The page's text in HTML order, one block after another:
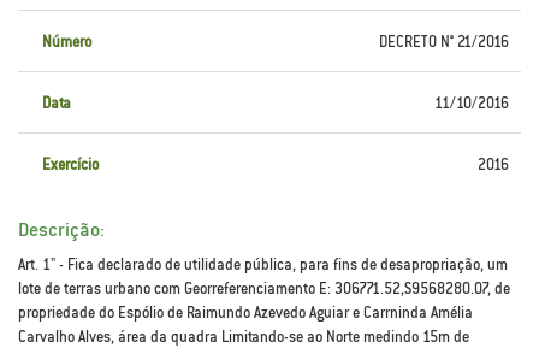
Número DECRETO N° 21/2016
Data 11/10/2016
Exercício 2016
Descrição:
Art. 1" - Fica declarado de utilidade pública, para fins de desapropriação, um
lote de terras urbano com Georreferenciamento E: 306771.52,S9568280.07, de
propriedade do Espólio de Raimundo Azevedo Aguiar e Carrninda Amélia
Carvalho Alves, área da quadra Limitando-se ao Norte medindo 15m de